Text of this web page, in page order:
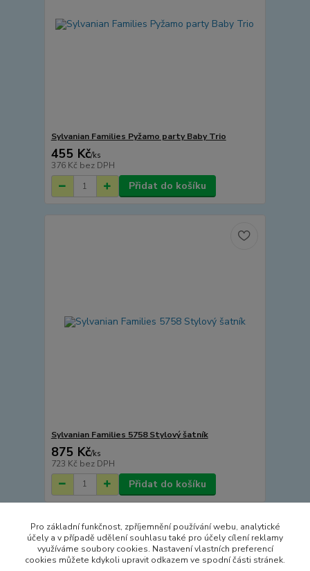
Sylvanian Families Pyžamo party Baby Trio
455 Kč/ks
376 Kč bez DPH
Přidat do košíku
Sylvanian Families 5758 Stylový šatník
875 Kč/ks
723 Kč bez DPH
Přidat do košíku
Načíst další produkty (15)
strana z 3další
Pro základní funkčnost, zpříjemnění používání webu, analytické
účely a v případě udělení souhlasu také pro účely cílení reklamy
využíváme soubory cookies. Nastavení vlastních preferencí
cookies můžete kdykoli upravit odkazem ve spodní části stránek.